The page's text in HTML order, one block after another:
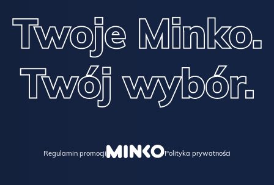
Regulamin promocji Polityka prywatności